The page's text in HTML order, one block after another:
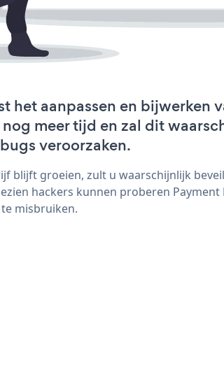
het aanpassen en bijwerken
nog meer tijd en zal dit
veroorzaken.
blijft groeien, zult u waarschijnlijk
hackers kunnen proberen Payment
misbruiken.